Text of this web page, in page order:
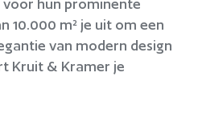
voor hun prominente
10.000 m² je uit om een
van modern design
Kruit & Kramer je